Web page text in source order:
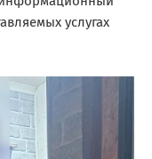
услугах